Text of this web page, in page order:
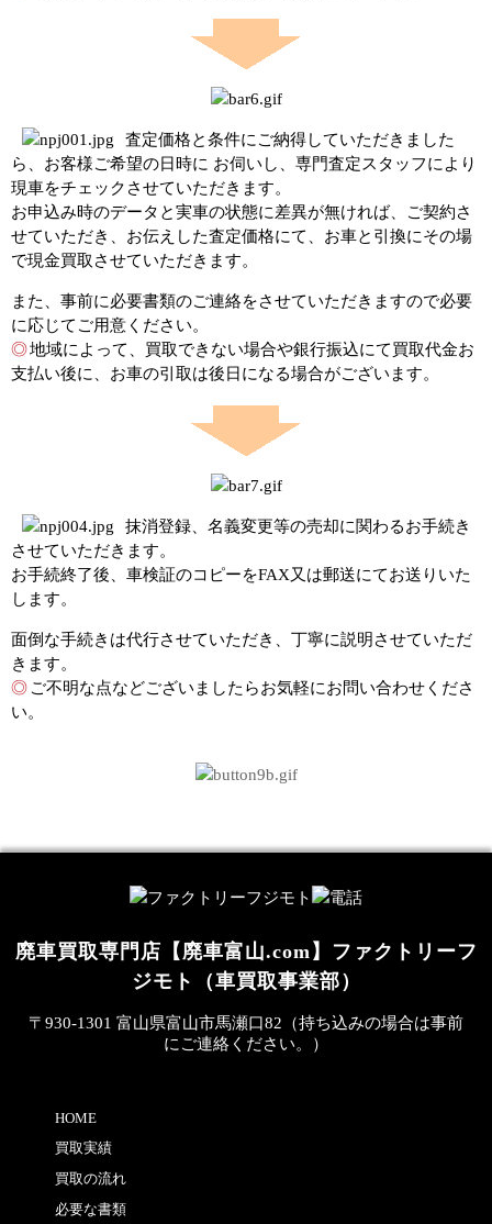
査定価格と条件にご納得していただきました
ら、お客様ご希望の日時に お伺いし、専門査定スタッフにより
現車をチェックさせていただきます。
お申込み時のデータと実車の状態に差異が無ければ、ご契約さ
せていただき、お伝えした査定価格にて、お車と引換にその場
で現金買取させていただきます。
また、事前に必要書類のご連絡をさせていただきますので必要
に応じてご用意ください。
◎地域によって、買取できない場合や銀行振込にて買取代金お
支払い後に、お車の引取は後日になる場合がございます。
抹消登録、名義変更等の売却に関わるお手続き
させていただきます。
お手続終了後、車検証のコピーをFAX又は郵送にてお送りいた
します。
面倒な手続きは代行させていただき、丁寧に説明させていただ
きます。
◎ ご不明な点などございましたらお気軽にお問い合わせくださ
い。
廃車買取専門店【廃車富山.com】ファクトリーフ
ジモト（車買取事業部）
〒930-1301 富山県富山市馬瀬口82（持ち込みの場合は事前
にご連絡ください。）
HOME
買取実績
買取の流れ
必要な書類